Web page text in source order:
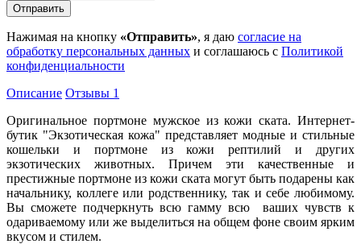
Нажимая на кнопку «Отправить», я даю согласие на
обработку персональных данных и соглашаюсь с Политикой
конфиденциальности
Описание Отзывы 1
Оригинальное портмоне мужское из кожи ската. Интернет-
бутик "Экзотическая кожа" представляет модные и стильные
кошельки и портмоне из кожи рептилий и других
экзотических животных. Причем эти качественные и
престижные портмоне из кожи ската могут быть подарены как
начальнику, коллеге или родственнику, так и себе любимому.
Вы сможете подчеркнуть всю гамму всю ваших чувств к
одариваемому или же выделиться на общем фоне своим ярким
вкусом и стилем.